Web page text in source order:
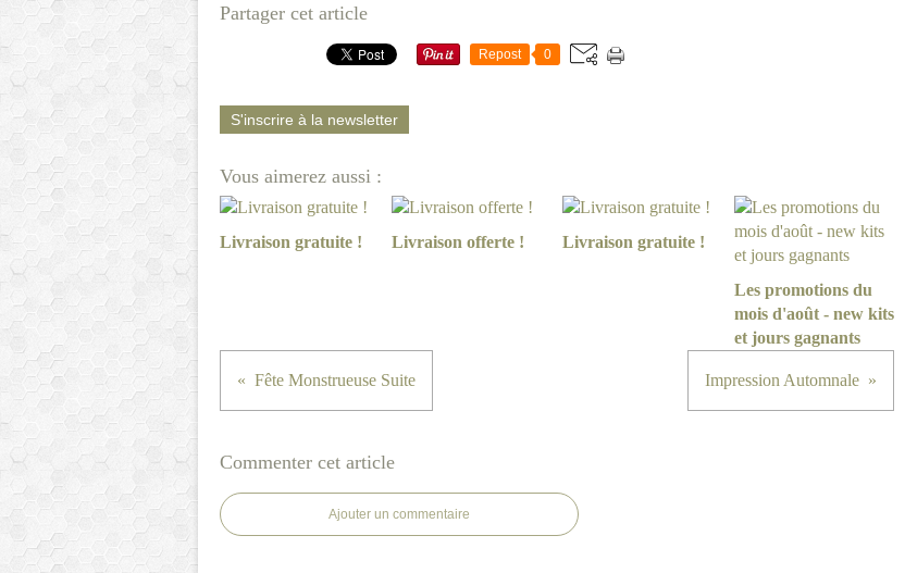
Partager cet article
Repost 0
S'inscrire à la newsletter
Vous aimerez aussi :
Livraison gratuite ! Livraison offerte ! Livraison gratuite !
Les promotions du
mois d'août - new kits
et jours gagnants
Fête Monstrueuse Suite Impression Automnale
Commenter cet article
Ajouter un commentaire